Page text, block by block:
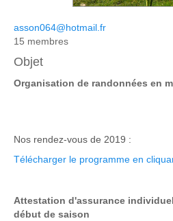
asson064@hotmail.fr
15 membres
Objet
Organisation de randonnées en
Nos rendez-vous de 2019 :
Télécharger le programme en
Attestation d'assurance
début de saison